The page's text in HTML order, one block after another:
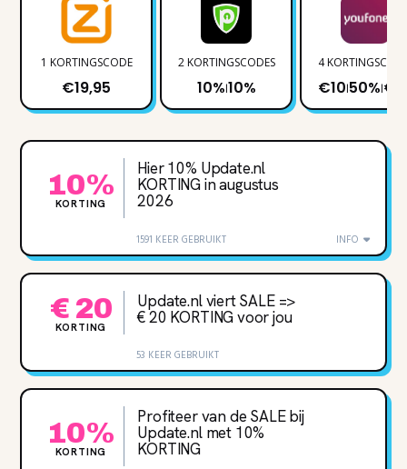
1 KORTINGSCODE
€19,95
2 KORTINGSCODES
10%|10%
4
€10|50%|
10%
KORTING
Hier 10% Update.nl
KORTING in augustus
2026
1591 KEER GEBRUIKT INFO
€ 20
KORTING
Update.nl viert SALE =>
€ 20 KORTING voor jou
53 KEER GEBRUIKT
10%
KORTING
Profiteer van de SALE bij
Update.nl met 10‌%
KORTING